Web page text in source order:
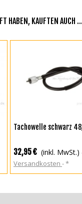
HABEN, KAUFTEN AUCH ...
ZUR
Tachowelle schwarz
32,95 € (inkl. MwSt.)
Versandkosten
*